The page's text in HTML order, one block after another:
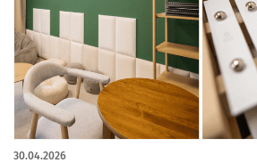
30.04.2026
artykuł z galerią zdjęć